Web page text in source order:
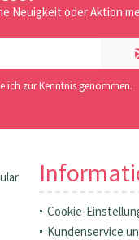
Neuigkeit oder Aktion
ich zur Kenntnis genommen.
Cookie-
Kundenservice